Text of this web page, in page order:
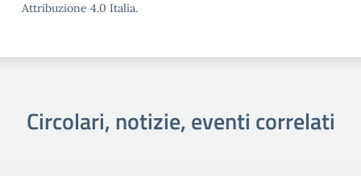
Attribuzione 4.0 Italia.
Circolari, notizie, eventi correlati